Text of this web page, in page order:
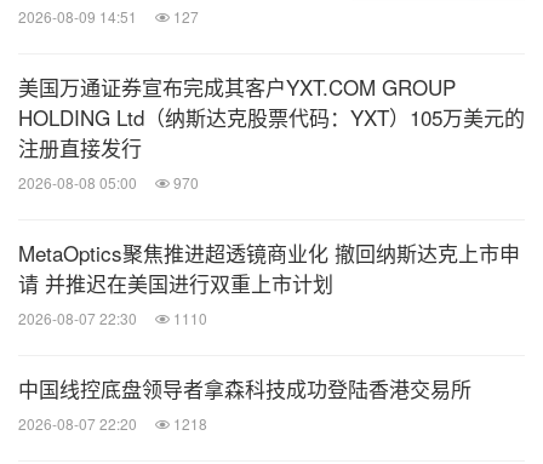
2026-08-09 14:51 127
美国万通证券宣布完成其客户YXT.COM GROUP
HOLDING Ltd（纳斯达克股票代码：YXT）105万美元的
注册直接发行
2026-08-08 05:00 970
MetaOptics聚焦推进超透镜商业化 撤回纳斯达克上市申
请 并推迟在美国进行双重上市计划
2026-08-07 22:30 1110
中国线控底盘领导者拿森科技成功登陆香港交易所
2026-08-07 22:20 1218